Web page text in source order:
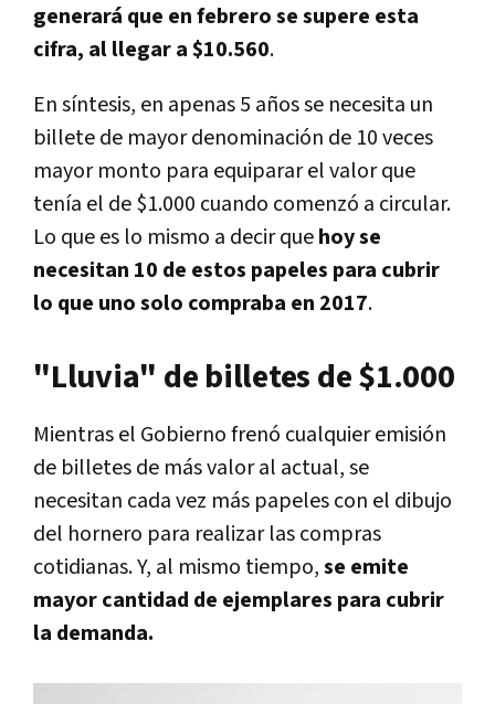
generará que en febrero se supere esta
cifra, al llegar a $10.560.
En síntesis, en apenas 5 años se necesita un
billete de mayor denominación de 10 veces
mayor monto para equiparar el valor que
tenía el de $1.000 cuando comenzó a circular.
Lo que es lo mismo a decir quehoy se
necesitan 10 de estos papeles para cubrir
lo que uno solo compraba en 2017.
"Lluvia" de billetes de $1.000
Mientras el Gobierno frenó cualquier emisión
de billetes de más valor al actual, se
necesitan cada vez más papeles con el dibujo
del hornero para realizar las compras
cotidianas. Y, al mismo tiempo,se emite
mayor cantidad de ejemplares para cubrir
la demanda.